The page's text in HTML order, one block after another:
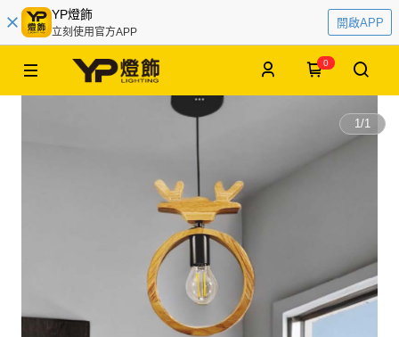
YP燈飾
立刻使用官方APP
開啟APP
0
1/1